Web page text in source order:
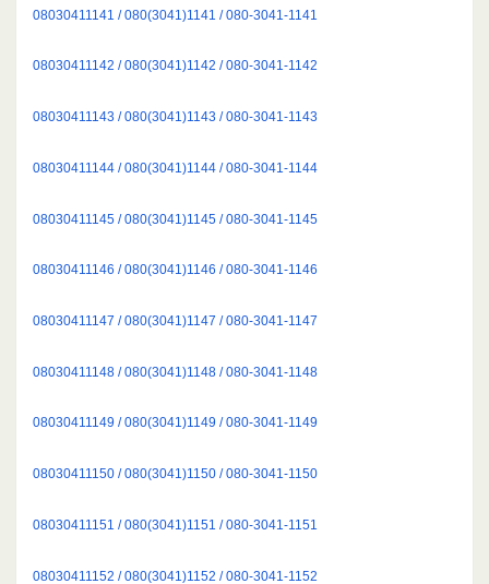
08030411141 / 080(3041)1141 / 080-3041-1141
08030411142 / 080(3041)1142 / 080-3041-1142
08030411143 / 080(3041)1143 / 080-3041-1143
08030411144 / 080(3041)1144 / 080-3041-1144
08030411145 / 080(3041)1145 / 080-3041-1145
08030411146 / 080(3041)1146 / 080-3041-1146
08030411147 / 080(3041)1147 / 080-3041-1147
08030411148 / 080(3041)1148 / 080-3041-1148
08030411149 / 080(3041)1149 / 080-3041-1149
08030411150 / 080(3041)1150 / 080-3041-1150
08030411151 / 080(3041)1151 / 080-3041-1151
08030411152 / 080(3041)1152 / 080-3041-1152